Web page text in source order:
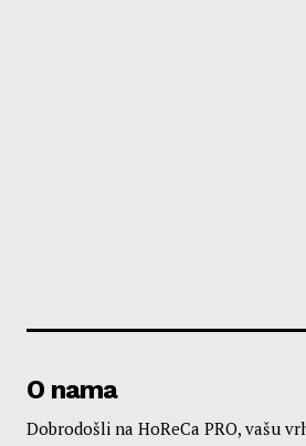
O nama
Dobrodošli na HoReCa PRO, vašu